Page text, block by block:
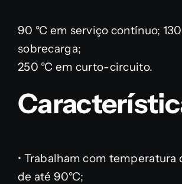
90 °C em serviço contínuo; 130
sobrecarga;
250 °C em curto-circuito.
• Trabalham com temperatura
de até 90°C;